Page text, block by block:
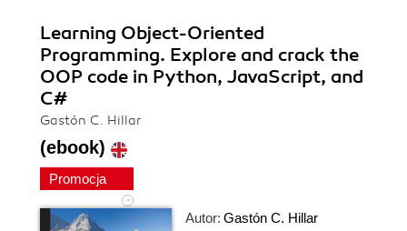
Learning Object-Oriented
Programming. Explore and crack the
OOP code in Python, JavaScript, and
C#
Gastón C. Hillar
(ebook)
Promocja
Autor: Gastón C. Hillar